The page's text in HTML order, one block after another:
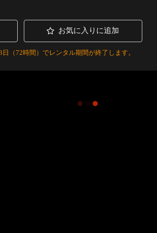
お気に入りに追加
（72時間）でレンタル期間が終了します。